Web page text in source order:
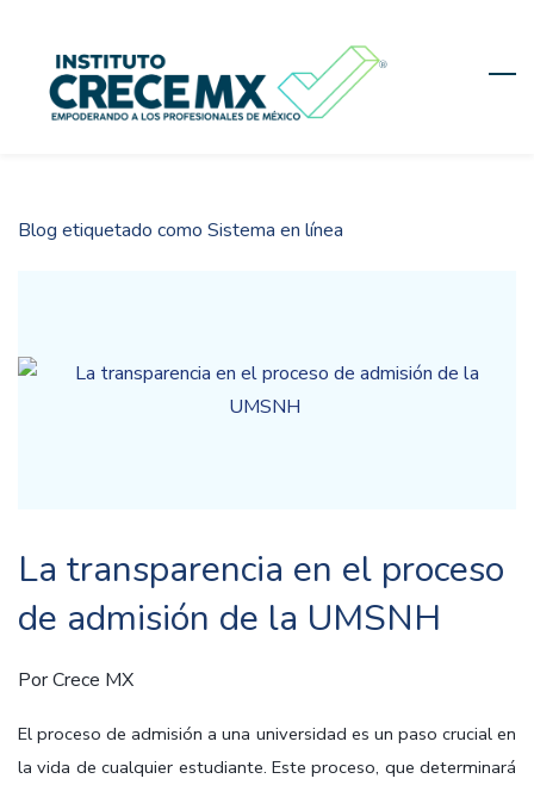
content
Blog etiquetado como Sistema en línea
La transparencia en el proceso
de admisión de la UMSNH
PorCrece MX
El proceso de admisión a una universidad es un paso crucial en
la vida de cualquier estudiante. Este proceso, que determinará